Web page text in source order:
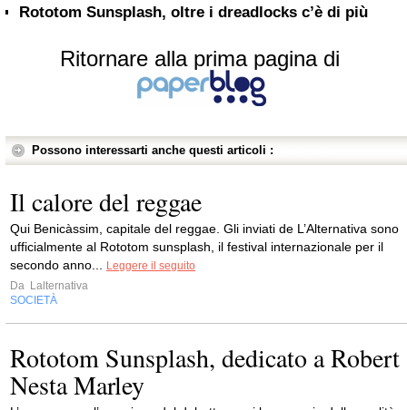
Rototom Sunsplash, oltre i dreadlocks c’è di più
Ritornare alla prima pagina di
Possono interessarti anche questi articoli :
Il calore del reggae
Qui Benicàssim, capitale del reggae. Gli inviati de L’Alternativa sono
ufficialmente al Rototom sunsplash, il festival internazionale per il
secondo anno...
Leggere il seguito
Da Lalternativa
SOCIETÀ
Rototom Sunsplash, dedicato a Robert
Nesta Marley